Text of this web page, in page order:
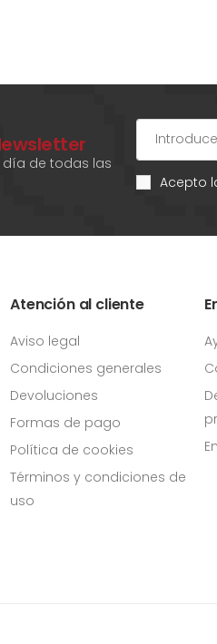
de todas las
Acepto
Atención al cliente
Aviso legal
Condiciones generales
Devoluciones
Formas de pago
Política de cookies
Términos y condiciones de
uso